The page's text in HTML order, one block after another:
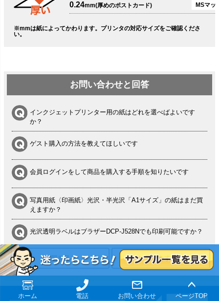
0.24mm(厚めのポストカード) MSマッ
※mmは紙によってかわります。プリンタの対応サイズをご確認くださ
い。
お問い合わせと回答
インクジェットプリンター用の紙はどれを選べばよいです
か？
ゲスト購入の方法を教えてほしいです
会員ログインをして商品を購入する手順を知りたいです
写真用紙〈印画紙〉光沢・半光沢「A1サイズ」の紙はまだ買
えますか？
光沢透明ラベルはブラザーDCP-J528Nでも印刷可能ですか？
シルバーペーパーにEPSON EP-30VAで印刷するときの設定
は？
竹尾 DEEP UVヴァンヌーボ スノーホワイトは 大判プリンタ
質問を見る 質問をする
ホーム 電話 お問い合わせ ページTOP